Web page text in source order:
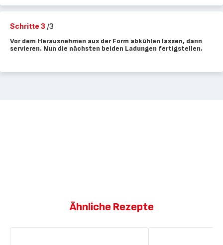
Schritte 3 /3
Vor dem Herausnehmen aus der Form abkühlen lassen, dann
servieren. Nun die nächsten beiden Ladungen fertigstellen.
Ähnliche Rezepte